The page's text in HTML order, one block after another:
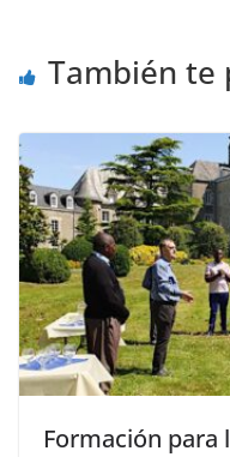
También te
Formación para